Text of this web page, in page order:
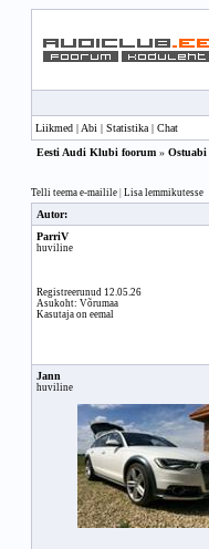
Liikmed | Abi | Statistika | Chat
Eesti Audi Klubi foorum » Ostuabi
Telli teema e-mailile Lisa lemmikutesse
Autor:
ParriV
huviline
Registreerunud 12.05.26
Asukoht: Võrumaa
Kasutaja on eemal
Jann
huviline